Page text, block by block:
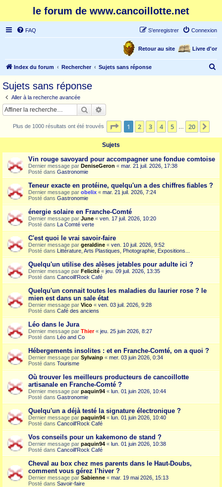
le forum de www.cancoillotte.net
FAQ Connexion
S’enregistrer
Livre d'or
Retour au site
Index du forum Rechercher Sujets sans réponse
c
Sujets sans réponse
Aller à la recherche avancée
Rechercher
Plus de 1000 résultats ont été trouvés Page 1sur20
1 2 3 4 5 20
Sujets
Vin rouge savoyard pour accompagner une fondue comtoise
Dernier message par DeniseGeron « mar. 21 juil. 2026, 17:38
Posté dans Gastronomie
Teneur exacte en protéine, quelqu'un a des chiffres fiables ?
Dernier message par obelix « mar. 21 juil. 2026, 7:24
Posté dans Gastronomie
énergie solaire en Franche-Comté
Dernier message par June « ven. 17 juil. 2026, 10:20
Posté dans La Comté verte
C'est quoi le vrai savoir-faire
Dernier message par geraldine « ven. 10 juil. 2026, 9:52
Posté dans Littérature, Arts Plastiques, Photographie, Expositions...
Quelqu'un utilise des alèses jetables pour adulte ici ?
Dernier message par Felicité « jeu. 09 juil. 2026, 13:35
Posté dans Cancoill'Rock Café
Quelqu'un connait toutes les maladies du laurier rose ? le
mien est dans un sale état
Dernier message par Vico « ven. 03 juil. 2026, 9:28
Posté dans Café des anciens
Léo dans le Jura
Dernier message par Thier« jeu. 25 juin 2026, 8:27
Posté dans Léo and Co
Hébergements insolites : et en Franche-Comté, on a quoi ?
Dernier message par Sylvainp « mer. 03 juin 2026, 0:34
Posté dans Tourisme
Où trouver les meilleurs producteurs de cancoillotte
artisanale en Franche-Comté ?
Dernier message par paquin94 « lun. 01 juin 2026, 10:44
Posté dans Gastronomie
Quelqu'un a déjà testé la signature électronique ?
Dernier message par paquin94 « lun. 01 juin 2026, 10:40
Posté dans Cancoill'Rock Café
Vos conseils pour un kakemono de stand ?
Dernier message par paquin94 « lun. 01 juin 2026, 10:38
Posté dans Cancoill'Rock Café
Cheval au box chez mes parents dans le Haut-Doubs,
comment vous gérez l’hiver ?
Dernier message par Sabienne « mar. 19 mai 2026, 15:13
Posté dans Savoir-faire